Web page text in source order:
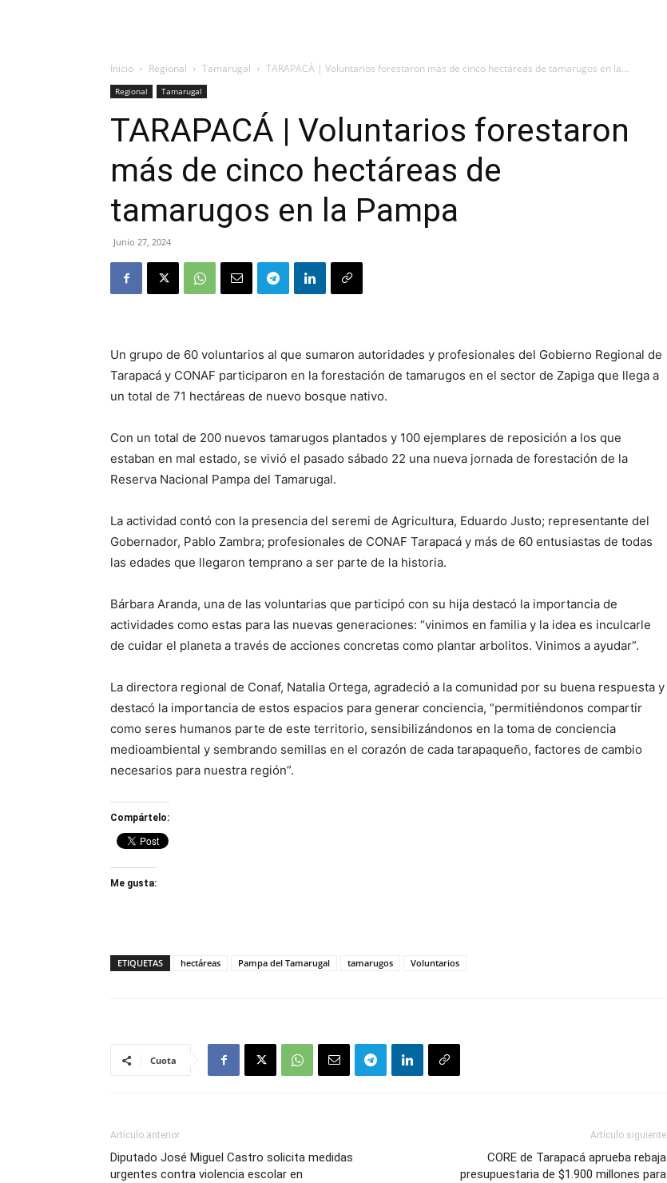
Inicio Regional Tamarugal TARAPACÁ | Voluntarios forestaron más de cinco hectáreas de tamarugos en la...
Regional Tamarugal
TARAPACÁ | Voluntarios forestaron
más de cinco hectáreas de
tamarugos en la Pampa
Junio 27, 2024
Un grupo de 60 voluntarios al que sumaron autoridades y profesionales del Gobierno Regional de
Tarapacá y CONAF participaron en la forestación de tamarugos en el sector de Zapiga que llega a
un total de 71 hectáreas de nuevo bosque nativo.
Con un total de 200 nuevos tamarugos plantados y 100 ejemplares de reposición a los que
estaban en mal estado, se vivió el pasado sábado 22 una nueva jornada de forestación de la
Reserva Nacional Pampa del Tamarugal.
La actividad contó con la presencia del seremi de Agricultura, Eduardo Justo; representante del
Gobernador, Pablo Zambra; profesionales de CONAF Tarapacá y más de 60 entusiastas de todas
las edades que llegaron temprano a ser parte de la historia.
Bárbara Aranda, una de las voluntarias que participó con su hija destacó la importancia de
actividades como estas para las nuevas generaciones: “vinimos en familia y la idea es inculcarle
de cuidar el planeta a través de acciones concretas como plantar arbolitos. Vinimos a ayudar”.
La directora regional de Conaf, Natalia Ortega, agradeció a la comunidad por su buena respuesta y
destacó la importancia de estos espacios para generar conciencia, “permitiéndonos compartir
como seres humanos parte de este territorio, sensibilizándonos en la toma de conciencia
medioambiental y sembrando semillas en el corazón de cada tarapaqueño, factores de cambio
necesarios para nuestra región”.
Compártelo:
Me gusta:
ETIQUETAS hectáreas Pampa del Tamarugal tamarugos Voluntarios
Cuota
Artículo anterior
Diputado José Miguel Castro solicita medidas
urgentes contra violencia escolar en
Artículo siguiente
CORE de Tarapacá aprueba rebaja
presupuestaria de $1.900 millones para